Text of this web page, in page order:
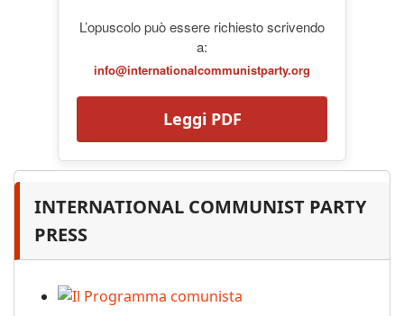
L’opuscolo può essere richiesto scrivendo
a:
info@internationalcommunistparty.org
Leggi PDF
INTERNATIONAL COMMUNIST PARTY
PRESS